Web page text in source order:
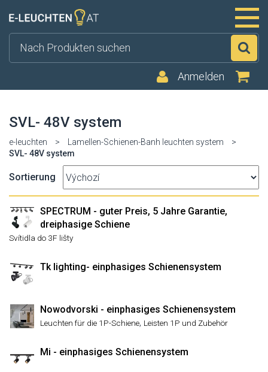
Anmelden
SVL- 48V system
e-leuchten > Lamellen-Schienen-Banh leuchten system
>
SVL- 48V system
Sortierung
SPECTRUM - guter Preis, 5 Jahre Garantie,
dreiphasige Schiene
Svítidla do 3F lišty
Tk lighting- einphasiges Schienensystem
Nowodvorski - einphasiges Schienensystem
Leuchten für die 1P-Schiene, Leisten 1P und Zubehör
Mi - einphasiges Schienensystem